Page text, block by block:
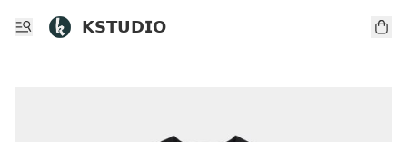
𝗞𝗦𝗧𝗨𝗗𝗜𝗢